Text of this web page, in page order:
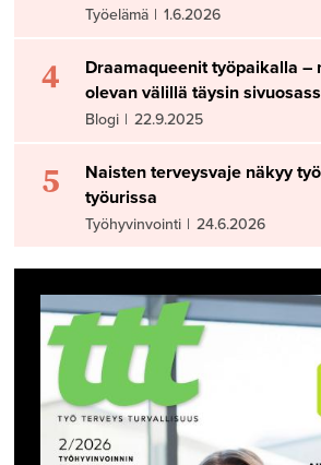
Työelämä | 1.6.2026
4
Draamaqueenit työpaikalla –
olevan välillä täysin
Blogi | 22.9.2025
5
Naisten terveysvaje näkyy
työurissa
Työhyvinvointi | 24.6.2026